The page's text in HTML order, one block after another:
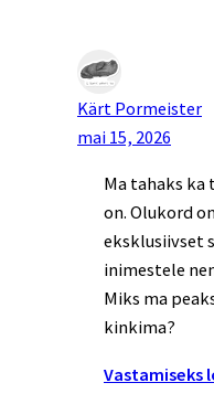
Kärt Pormeister
mai 15, 2026
Ma tahaks ka
on. Olukord
eksklusiivset
inimestele
Miks ma
kinkima?
Vastamiseks